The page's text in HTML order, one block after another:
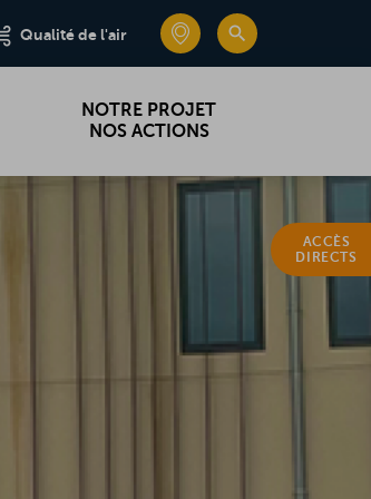
Qualité de l'air CARTE
Qualité de l'air CARTE
NOTRE PROJET
NOS ACTIONS
ACCÈS
DIRECTS